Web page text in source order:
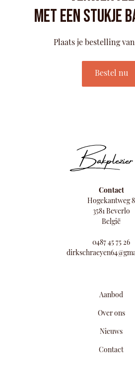
Met een stukje
Plaats je bestelling
Bestel nu
Contact
Hogekantweg 8
3581 Beverlo
België
0487 45 75 26
Aanbod
Over ons
Nieuws
Contact